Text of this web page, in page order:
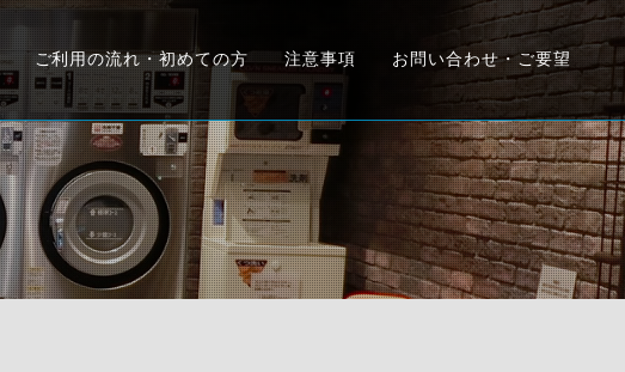
ご利用の流れ・初めての方 注意事項 お問い合わせ・ご要望